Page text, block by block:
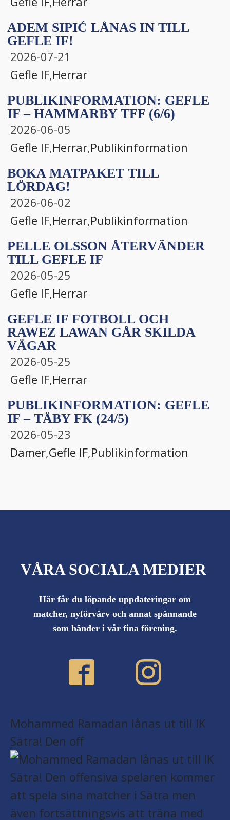
ADEM SIPIĆ LÅNAS IN TILL
GEFLE IF!
2026-07-21
Gefle IF,Herrar
PUBLIKINFORMATION: GEFLE
IF – HAMMARBY TFF (6/6)
2026-06-05
Gefle IF,Herrar,Publikinformation
BOKA MATPAKET TILL
LÖRDAG!
2026-06-02
Gefle IF,Herrar,Publikinformation
PELLE OLSSON ÅTERVÄNDER
TILL GEFLE IF
2026-05-25
Gefle IF,Herrar
GEFLE IF FOTBOLL OCH
RAWEZ LAWAN GÅR SKILDA
VÄGAR
2026-05-25
Gefle IF,Herrar
PUBLIKINFORMATION: GEFLE
IF – TÄBY FK (24/5)
2026-05-23
Damer,Gefle IF,Publikinformation
VÅRA SOCIALA MEDIER
Här får du löpande uppdateringar om
matcher, nyförvärv och annat spännande
som händer i vår fina förening.
Mohammed Ramadan lånas ut till IK
Sätra! Den off